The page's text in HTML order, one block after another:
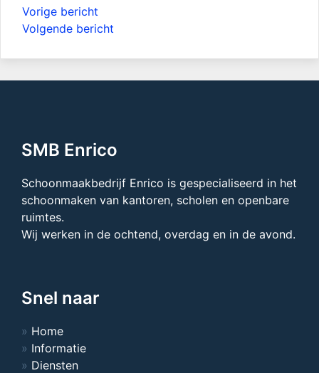
Bericht
navigatie
Vorige bericht
Volgende bericht
SMB Enrico
Schoonmaakbedrijf Enrico is gespecialiseerd in het
schoonmaken van kantoren, scholen en openbare
ruimtes.
Wij werken in de ochtend, overdag en in de avond.
Snel naar
Home
Informatie
Diensten